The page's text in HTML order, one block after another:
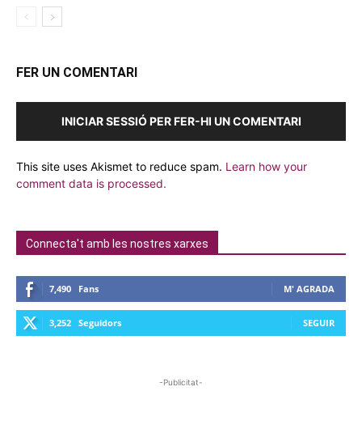
FER UN COMENTARI
INICIAR SESSIÓ PER FER-HI UN COMENTARI
This site uses Akismet to reduce spam. Learn how your
comment data is processed.
Connecta't amb les nostres xarxes
7,490 Fans M' AGRADA
3,252 Seguidors SEGUIR
-Publicitat-